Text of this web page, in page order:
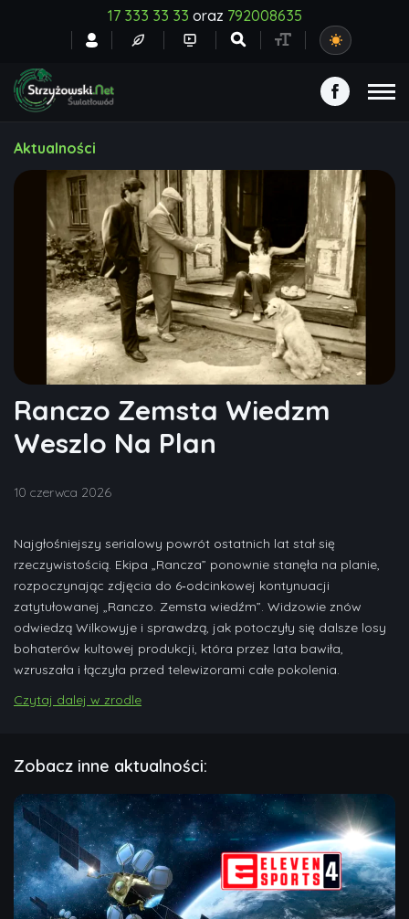
17 333 33 33 oraz 792008635
Aktualności
Ranczo Zemsta Wiedzm
Weszlo Na Plan
10 czerwca 2026
Najgłośniejszy serialowy powrót ostatnich lat stał się
rzeczywistością. Ekipa „Rancza” ponownie stanęła na planie,
rozpoczynając zdjęcia do 6‑odcinkowej kontynuacji
zatytułowanej „Ranczo. Zemsta wiedźm”. Widzowie znów
odwiedzą Wilkowyje i sprawdzą, jak potoczyły się dalsze losy
bohaterów kultowej produkcji, która przez lata bawiła,
wzruszała i łączyła przed telewizorami całe pokolenia.
Czytaj dalej w zrodle
Zobacz inne aktualności: